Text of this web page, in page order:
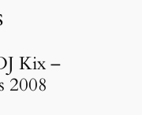
Kix –
2008